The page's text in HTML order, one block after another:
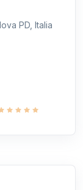
PD, Italia